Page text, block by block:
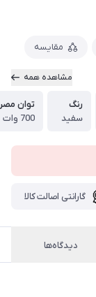
مقایسه
مشاهده همه
رنگ
سفید
توان
700 وات
گارانتی اصالت کالا
دیدگاه‌ها